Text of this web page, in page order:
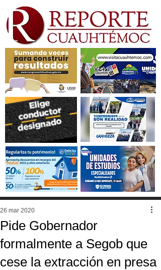
Pide Gobernador
formalmente a Segob que
cese la extracción en presa
26 mar 2020